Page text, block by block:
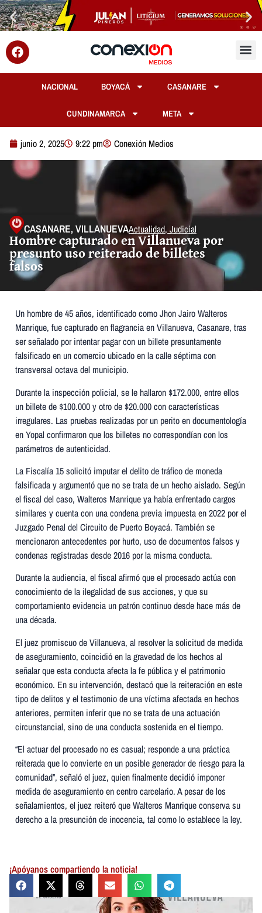
NACIONAL BOYACÁ CASANARE
CUNDINAMARCA META
junio 2, 2025 9:22 pm Conexión Medios
CASANARE, VILLANUEVAActualidad, Judicial
Hombre capturado en Villanueva por
presunto uso reiterado de billetes
falsos
Un hombre de 45 años, identificado como Jhon Jairo Walteros
Manrique, fue capturado en flagrancia en Villanueva, Casanare, tras
ser señalado por intentar pagar con un billete presuntamente
falsificado en un comercio ubicado en la calle séptima con
transversal octava del municipio.
Durante la inspección policial, se le hallaron $172.000, entre ellos
un billete de $100.000 y otro de $20.000 con características
irregulares. Las pruebas realizadas por un perito en documentología
en Yopal confirmaron que los billetes no correspondían con los
parámetros de autenticidad.
La Fiscalía 15 solicitó imputar el delito de tráfico de moneda
falsificada y argumentó que no se trata de un hecho aislado. Según
el fiscal del caso, Walteros Manrique ya había enfrentado cargos
similares y cuenta con una condena previa impuesta en 2022 por el
Juzgado Penal del Circuito de Puerto Boyacá. También se
mencionaron antecedentes por hurto, uso de documentos falsos y
condenas registradas desde 2016 por la misma conducta.
Durante la audiencia, el fiscal afirmó que el procesado actúa con
conocimiento de la ilegalidad de sus acciones, y que su
comportamiento evidencia un patrón continuo desde hace más de
una década.
El juez promiscuo de Villanueva, al resolver la solicitud de medida
de aseguramiento, coincidió en la gravedad de los hechos al
señalar que esta conducta afecta la fe pública y el patrimonio
económico. En su intervención, destacó que la reiteración en este
tipo de delitos y el testimonio de una víctima afectada en hechos
anteriores, permiten inferir que no se trata de una actuación
circunstancial, sino de una conducta sostenida en el tiempo.
“El actuar del procesado no es casual; responde a una práctica
reiterada que lo convierte en un posible generador de riesgo para la
comunidad”, señaló el juez, quien finalmente decidió imponer
medida de aseguramiento en centro carcelario. A pesar de los
señalamientos, el juez reiteró que Walteros Manrique conserva su
derecho a la presunción de inocencia, tal como lo establece la ley.
¡Apóyanos compartiendo la noticia!